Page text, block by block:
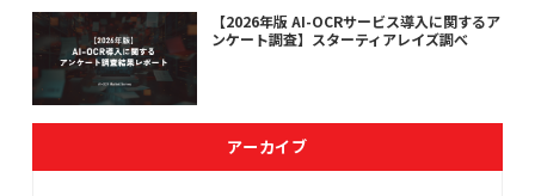
【2026年版 AI-OCRサービス導入に関するア
ンケート調査】スターティアレイズ調べ
アーカイブ